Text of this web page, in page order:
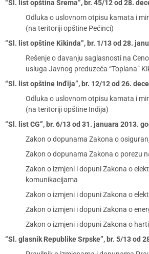
“Sl. list opština Srema”, br. 45/12 od 28.
Odluka o uslovnom otpisu kamata i
(na teritoriji opštine Pećinci)
“Sl. list opštine Kikinda”, br. 1/13 od 28.
Rešenje o davanju saglasnosti na
usluga Javnog preduzeća “Toplana”
“Sl. list opštine Inđija”, br. 12/12 od 26.
Odluka o uslovnom otpisu kamata i
(na teritoriji opštine Inđija)
“Sl. list CG”, br. 6/13 od 31. januara 2013.
Zakon o dopunama Zakona o
Zakon o dopunama Zakona o porezu
Zakon o izmjeni i dopuni Zakona o
komunikacijama
Zakon o izmjeni i dopuni Zakona o
Zakon o izmjeni i dopuni Zakona o
Zakon o izmjeni i dopuni Zakona o
“Sl. glasnik Republike Srpske”, br. 5/13 od